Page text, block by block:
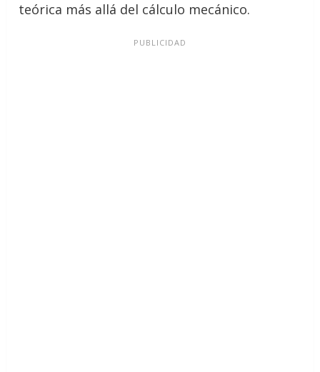
teórica más allá del cálculo mecánico.